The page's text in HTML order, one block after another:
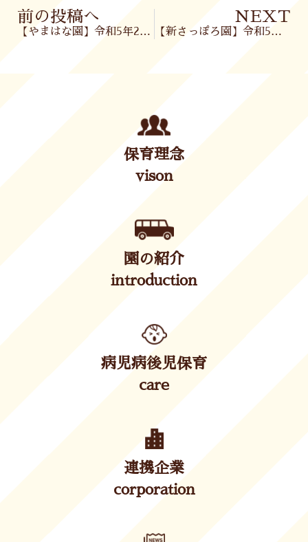
Prev
前の投稿へ
【やまはな園】令和5年2月13日(月)
NEXT
【新さっぽろ園】令和5年2月14日(火)
保育理念
vison
園の紹介
introduction
病児病後児保育
care
連携企業
corporation